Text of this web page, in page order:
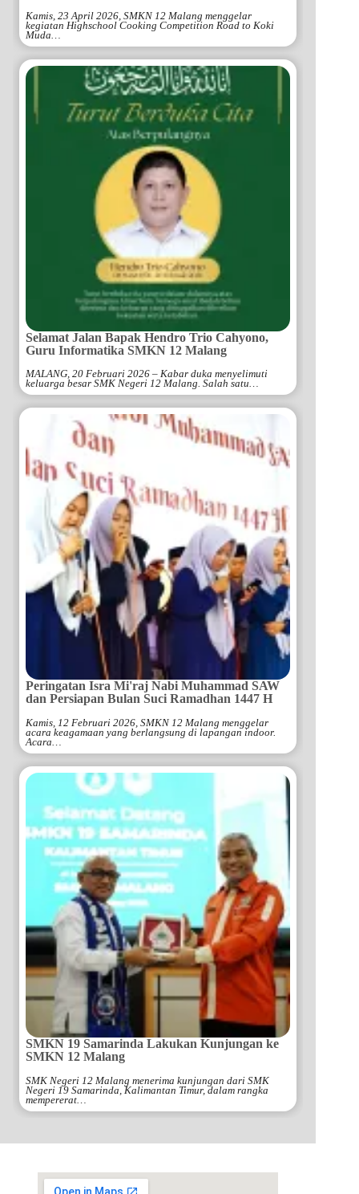
Kamis, 23 April 2026, SMKN 12 Malang menggelar
kegiatan Highschool Cooking Competition Road to Koki
Muda…
Selamat Jalan Bapak Hendro Trio Cahyono,
Guru Informatika SMKN 12 Malang
MALANG, 20 Februari 2026 – Kabar duka menyelimuti
keluarga besar SMK Negeri 12 Malang. Salah satu…
Peringatan Isra Mi'raj Nabi Muhammad SAW
dan Persiapan Bulan Suci Ramadhan 1447 H
Kamis, 12 Februari 2026, SMKN 12 Malang menggelar
acara keagamaan yang berlangsung di lapangan indoor.
Acara…
SMKN 19 Samarinda Lakukan Kunjungan ke
SMKN 12 Malang
SMK Negeri 12 Malang menerima kunjungan dari SMK
Negeri 19 Samarinda, Kalimantan Timur, dalam rangka
mempererat…